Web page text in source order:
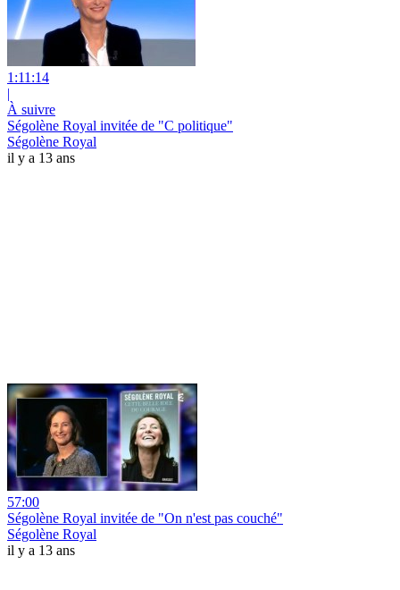
1:11:14
|
À suivre
Ségolène Royal invitée de "C politique"
Ségolène Royal
il y a 13 ans
57:00
Ségolène Royal invitée de "On n'est pas couché"
Ségolène Royal
il y a 13 ans